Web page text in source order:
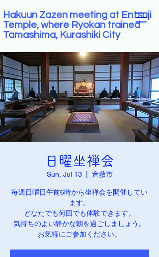
Hakuun Zazen meeting at Entsuji
Temple, where Ryokan trained
Tamashima, Kurashiki City
日曜坐禅会
Sun, Jul 13
  |
倉敷市
毎週日曜日午前6時から坐禅会を開催してい
ます。
どなたでも何回でも体験できます。
気持ちのよい静かな朝を過ごしましょう。
お気軽にご参加ください。